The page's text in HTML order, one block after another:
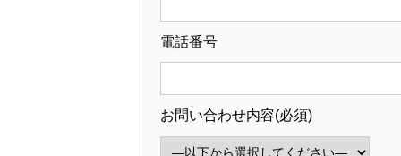
電話番号
お問い合わせ内容(必須)